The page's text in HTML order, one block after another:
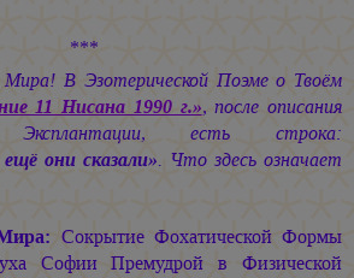
***
В Эзотерической Поэме о Твоём
11 Нисана 1990 г.», после описания
есть строка:
они сказали». Что здесь означает
Сокрытие Фохатической Формы
Софии Премудрой в Физической